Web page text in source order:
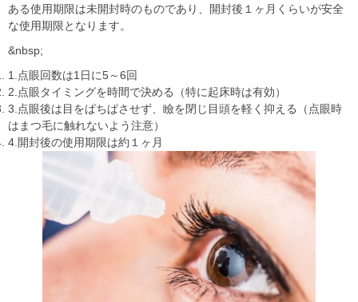
ある使用期限は未開封時のものであり、開封後１ヶ月くらいが安全
な使用期限となります。
&nbsp;
1.点眼回数は1日に5～6回
2.点眼タイミングを時間で決める（特に起床時は有効）
3.点眼後は目をぱちぱさせず、瞼を閉じ目頭を軽く抑える（点眼時
はまつ毛に触れないよう注意）
4.開封後の使用期限は約１ヶ月